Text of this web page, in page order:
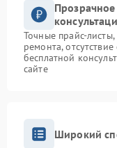
Точные прайс-
ремонта,
бесплатной
сайте
Широкий